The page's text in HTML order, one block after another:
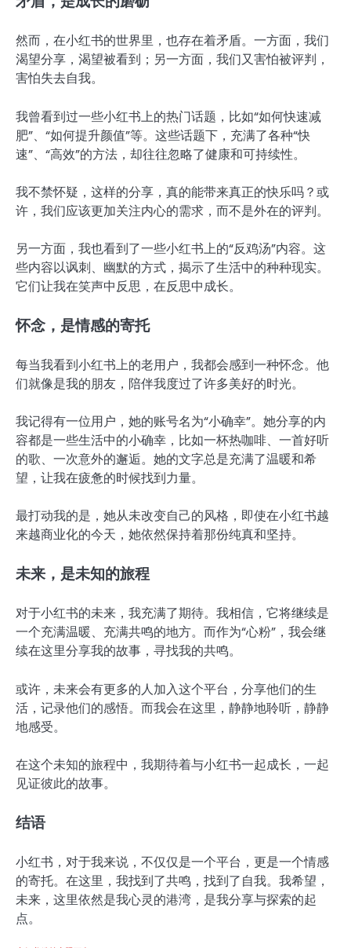
然而，在小红书的世界里，也存在着矛盾。一方面，我们
渴望分享，渴望被看到；另一方面，我们又害怕被评判，
害怕失去自我。
我曾看到过一些小红书上的热门话题，比如“如何快速减
肥”、“如何提升颜值”等。这些话题下，充满了各种“快
速”、“高效”的方法，却往往忽略了健康和可持续性。
我不禁怀疑，这样的分享，真的能带来真正的快乐吗？或
许，我们应该更加关注内心的需求，而不是外在的评判。
另一方面，我也看到了一些小红书上的“反鸡汤”内容。这
些内容以讽刺、幽默的方式，揭示了生活中的种种现实。
它们让我在笑声中反思，在反思中成长。
怀念，是情感的寄托
每当我看到小红书上的老用户，我都会感到一种怀念。他
们就像是我的朋友，陪伴我度过了许多美好的时光。
我记得有一位用户，她的账号名为“小确幸”。她分享的内
容都是一些生活中的小确幸，比如一杯热咖啡、一首好听
的歌、一次意外的邂逅。她的文字总是充满了温暖和希
望，让我在疲惫的时候找到力量。
最打动我的是，她从未改变自己的风格，即使在小红书越
来越商业化的今天，她依然保持着那份纯真和坚持。
未来，是未知的旅程
对于小红书的未来，我充满了期待。我相信，它将继续是
一个充满温暖、充满共鸣的地方。而作为“心粉”，我会继
续在这里分享我的故事，寻找我的共鸣。
或许，未来会有更多的人加入这个平台，分享他们的生
活，记录他们的感悟。而我会在这里，静静地聆听，静静
地感受。
在这个未知的旅程中，我期待着与小红书一起成长，一起
见证彼此的故事。
结语
小红书，对于我来说，不仅仅是一个平台，更是一个情感
的寄托。在这里，我找到了共鸣，找到了自我。我希望，
未来，这里依然是我心灵的港湾，是我分享与探索的起
点。